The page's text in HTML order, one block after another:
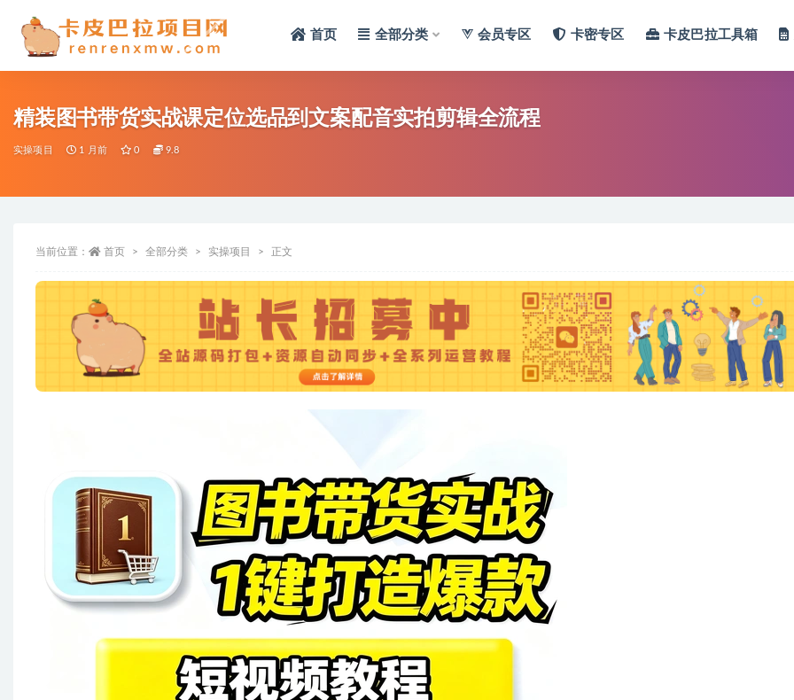
首页 全部分类 会员专区 卡密专区 卡皮巴拉工具箱
精装图书带货实战课定位选品到文案配音实拍剪辑全流程
实操项目 1 月前 0 9.8
当前位置： 首页 全部分类 实操项目 正文